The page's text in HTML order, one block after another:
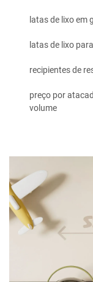
latas de lixo em
latas de lixo
recipientes de
preço por
volume